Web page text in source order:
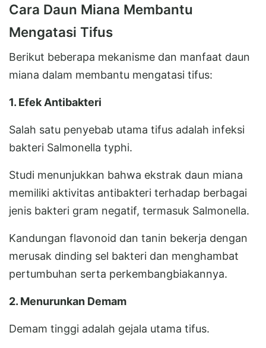
Cara Daun Miana Membantu
Mengatasi Tifus
Berikut beberapa mekanisme dan manfaat daun
miana dalam membantu mengatasi tifus:
1. Efek Antibakteri
Salah satu penyebab utama tifus adalah infeksi
bakteri Salmonella typhi.
Studi menunjukkan bahwa ekstrak daun miana
memiliki aktivitas antibakteri terhadap berbagai
jenis bakteri gram negatif, termasuk Salmonella.
Kandungan flavonoid dan tanin bekerja dengan
merusak dinding sel bakteri dan menghambat
pertumbuhan serta perkembangbiakannya.
2. Menurunkan Demam
Demam tinggi adalah gejala utama tifus.